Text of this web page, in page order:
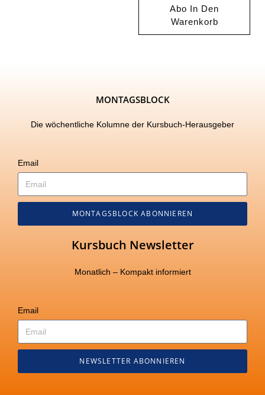
Abo In Den
Warenkorb
MONTAGSBLOCK
Die wöchentliche Kolumne der Kursbuch-Herausgeber
Email
MONTAGSBLOCK ABONNIEREN
Kursbuch Newsletter
Monatlich – Kompakt informiert
Email
NEWSLETTER ABONNIEREN